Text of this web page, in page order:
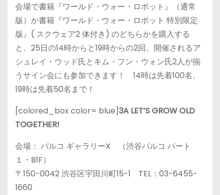
会場で書籍『ワールド・ウォー・ロボット』（通常
版）か書籍『ワールド・ウォー・ロボット 特別限定
版』( スクウェア2 体付き) のどちらかを購入する
と、25日の14時からと19時からの2回、開催されるア
シュレイ・ウッド氏とキム・フン・ウォン氏2人が揃
うサイン会にも参加できます！ 14時は先着100名、
19時は先着50名まで！
[colored_box color= blue]3A LET’S GROW OLD
TOGETHER!
会場： パルコ ギャラリーX （渋谷パルコ パート
１・B1F）
〒150-0042 渋谷区宇田川町15-1 TEL：03-6455-
1660